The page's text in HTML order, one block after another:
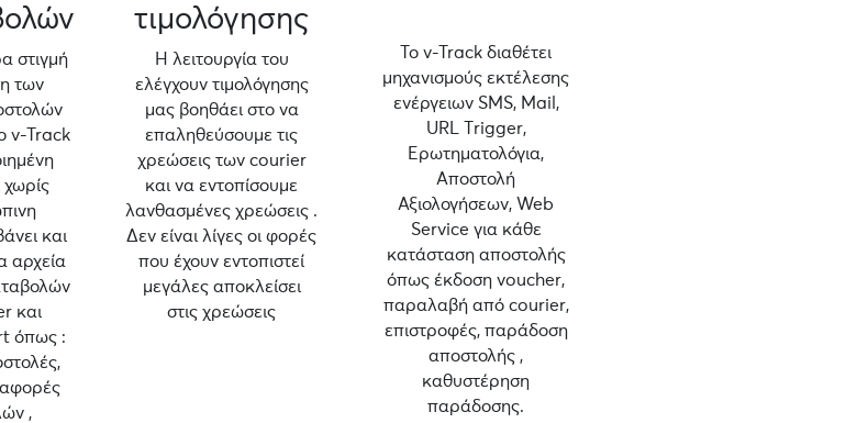
στιγμή
των
v-Track
χωρίς
και
αρχεία
και
όπως :
,
τιμολόγησης
Η λειτουργία του
ελέγχουν τιμολόγησης
μας βοηθάει στο να
επαληθεύσουμε τις
χρεώσεις των courier
και να εντοπίσουμε
λανθασμένες χρεώσεις .
Δεν είναι λίγες οι φορές
που έχουν εντοπιστεί
μεγάλες αποκλείσει
στις χρεώσεις
Το v-Track διαθέτει
μηχανισμούς εκτέλεσης
ενέργειων SMS, Mail,
URL Τrigger,
Ερωτηματολόγια,
Αποστολή
Αξιολογήσεων, Web
Service για κάθε
κατάσταση αποστολής
όπως έκδοση voucher,
παραλαβή από courier,
επιστροφές, παράδοση
αποστολής ,
καθυστέρηση
παράδοσης.